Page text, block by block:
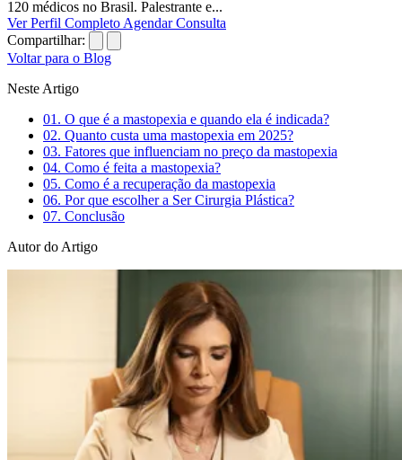
120 médicos no Brasil. Palestrante e...
Ver Perfil CompletoAgendar Consulta
Compartilhar:
Voltar para o Blog
Neste Artigo
01. O que é a mastopexia e quando ela é indicada?
02. Quanto custa uma mastopexia em 2025?
03. Fatores que influenciam no preço da mastopexia
04. Como é feita a mastopexia?
05. Como é a recuperação da mastopexia
06. Por que escolher a Ser Cirurgia Plástica?
07. Conclusão
Autor do Artigo